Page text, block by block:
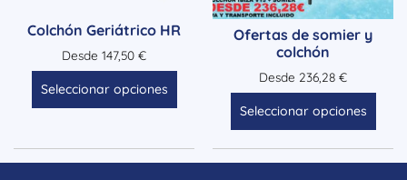
Colchón Geriátrico HR
Desde 147,50 €
Seleccionar opciones
Ofertas de somier y
colchón
Desde 236,28 €
Seleccionar opciones